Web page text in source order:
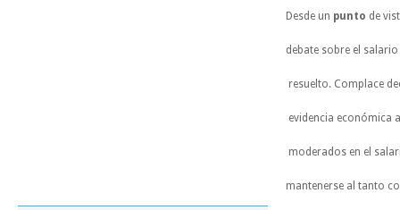
Desde un punto de
debate sobre el
resuelto. Complace
evidencia económica
moderados en el
mantenerse al tanto